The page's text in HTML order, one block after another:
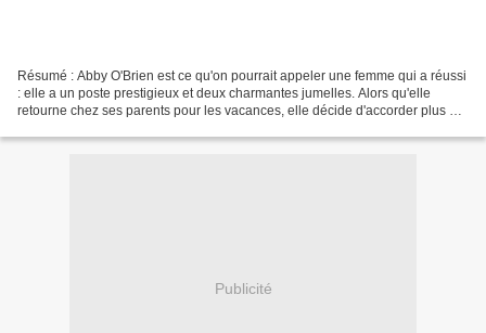
Résumé : Abby O'Brien est ce qu'on pourrait appeler une femme qui a réussi
: elle a un poste prestigieux et deux charmantes jumelles. Alors qu'elle
retourne chez ses parents pour les vacances, elle décide d'accorder plus de
Publicité